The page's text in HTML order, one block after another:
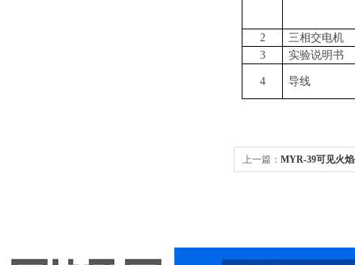
2
三相交电机
3
实验说明书
4 导线
上一篇： MYR-39可见火